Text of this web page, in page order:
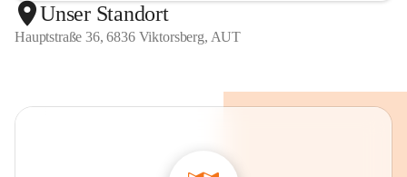
Unser Standort
Hauptstraße 36, 6836 Viktorsberg, AUT